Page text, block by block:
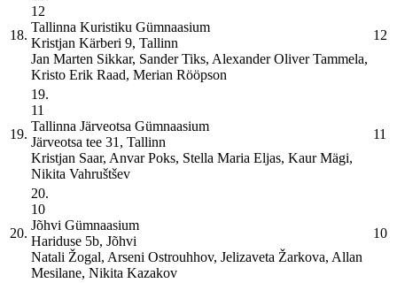
18.
12
Tallinna Kuristiku Gümnaasium
Kristjan Kärberi 9, Tallinn
Jan Marten Sikkar, Sander Tiks, Alexander Oliver Tammela,
Kristo Erik Raad, Merian Rööpson
12
19.
19.
11
Tallinna Järveotsa Gümnaasium
Järveotsa tee 31, Tallinn
Kristjan Saar, Anvar Poks, Stella Maria Eljas, Kaur Mägi,
Nikita Vahruštšev
11
20.
20.
10
Jõhvi Gümnaasium
Hariduse 5b, Jõhvi
Natali Žogal, Arseni Ostrouhhov, Jelizaveta Žarkova, Allan
Mesilane, Nikita Kazakov
10